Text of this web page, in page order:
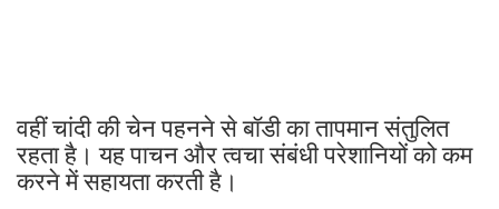
वहीं चांदी की चेन पहनने से बॉडी का तापमान संतुलित
रहता है। यह पाचन और त्वचा संबंधी परेशानियों को कम
करने में सहायता करती है।